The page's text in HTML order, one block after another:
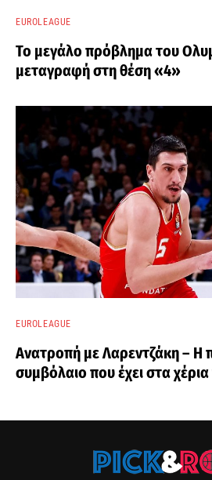
EUROLEAGUE
Το μεγάλο πρόβλημα του
μεταγραφή στη θέση «4»
EUROLEAGUE
Ανατροπή με Λαρεντζάκη – Η
συμβόλαιο που έχει στα